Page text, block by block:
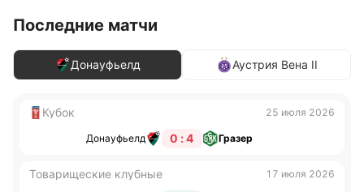
Последние матчи
Донауфьелд Аустрия Вена II
Кубок 25 июля 2026
Донауфьелд 0 : 4 Гразер
Товарищеские клубные 17 июля 2026